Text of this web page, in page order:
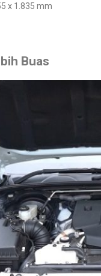
x 1.835 mm
Buas